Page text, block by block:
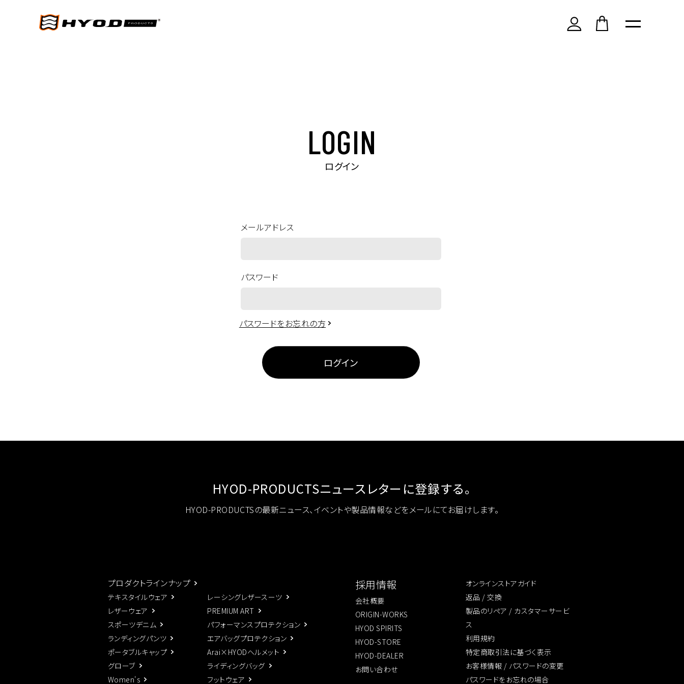
LOGIN
ログイン
メールアドレス
パスワード
パスワードをお忘れの方
ログイン
HYOD-PRODUCTSニュースレターに登録する。
HYOD-PRODUCTSの最新ニュース、イベントや製品情報などをメールにてお届けします。
プロダクトラインナップ
テキスタイルウェア
レザーウェア
スポーツデニム
ランディングパンツ
ポータブルキャップ
グローブ
Women's
レーシングレザースーツ
PREMIUM ART
パフォーマンスプロテクション
エアバッグプロテクション
Arai×HYODヘルメット
ライディングバッグ
フットウェア
採用情報
会社概要
ORIGIN-WORKS
HYOD SPIRITS
HYOD-STORE
HYOD-DEALER
お問い合わせ
オンラインストアガイド
返品 / 交換
製品のリペア / カスタマーサービ
ス
利用規約
特定商取引法に基づく表示
お客様情報 / パスワードの変更
パスワードをお忘れの場合